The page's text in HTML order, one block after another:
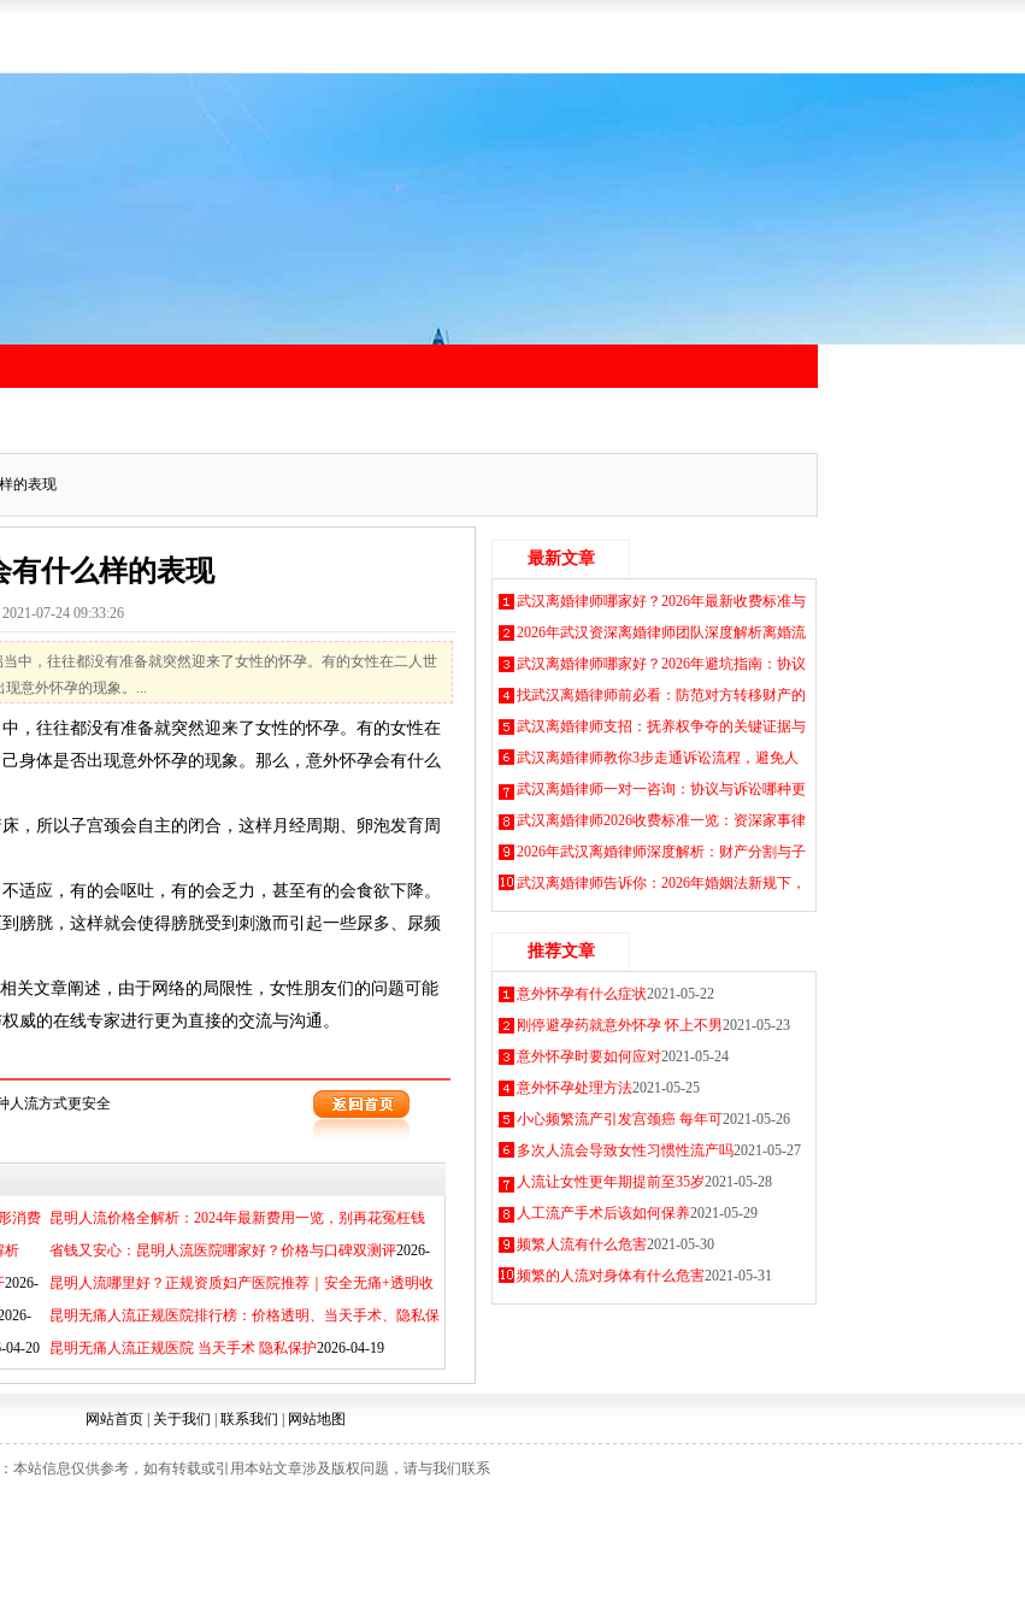
的表现
有什么样的表现
07-24 09:33:26
中，往往都没有准备就突然迎来了女性的怀孕。有的女性在二人世
意外怀孕的现象。...
往往都没有准备就突然迎来了女性的怀孕。有的女性在
身体是否出现意外怀孕的现象。那么，意外怀孕会有什么
所以子宫颈会自主的闭合，这样月经周期、卵泡发育周
应，有的会呕吐，有的会乏力，甚至有的会食欲下降。
胱，这样就会使得膀胱受到刺激而引起一些尿多、尿频
文章阐述，由于网络的局限性，女性朋友们的问题可能
威的在线专家进行更为直接的交流与沟通。
人流方式更安全
文章：
消费 昆明人流价格全解析：2024年最新费用一览，别再花冤枉钱
2026-05-27
析
省钱又安心：昆明人流医院哪家好？价格与口碑双测评2026-
05-13
2026-
昆明人流哪里好？正规资质妇产医院推荐｜安全无痛+透明收
费+全程隐私保障2026-04-27
昆明无痛人流正规医院排行榜：价格透明、当天手术、隐私保
护2026-04-21
04-20 昆明无痛人流正规医院 当天手术 隐私保护2026-04-19
最新文章
武汉离婚律师哪家好？2026年最新收费标准与
协议离婚流程指南，专业处理财产抚养权纠纷
2026-08-06
2026年武汉资深离婚律师团队深度解析离婚流
程、财产分割与子女抚养权归属，免费咨询获
取实用策略2026-08-05
武汉离婚律师哪家好？2026年避坑指南：协议
离婚与诉讼离婚费用标准、找律师的5个关键
点必看2026-08-04
找武汉离婚律师前必看：防范对方转移财产的
紧急措施2026-08-02
武汉离婚律师支招：抚养权争夺的关键证据与
谈判技巧2026-08-01
武汉离婚律师教你3步走通诉讼流程，避免人
财两空2026-07-31
武汉离婚律师一对一咨询：协议与诉讼哪种更
适合你2026-07-30
武汉离婚律师2026收费标准一览：资深家事律
师在线解答2026-07-29
2026年武汉离婚律师深度解析：财产分割与子
女抚养的法律要点全梳理2026-07-28
武汉离婚律师告诉你：2026年婚姻法新规下，
这几类财产分割最容易被忽略2026-07-27
推荐文章
意外怀孕有什么症状2021-05-22
刚停避孕药就意外怀孕 怀上不男2021-05-23
意外怀孕时要如何应对2021-05-24
意外怀孕处理方法2021-05-25
小心频繁流产引发宫颈癌 每年可2021-05-26
多次人流会导致女性习惯性流产吗2021-05-27
人流让女性更年期提前至35岁2021-05-28
人工流产手术后该如何保养2021-05-29
频繁人流有什么危害2021-05-30
频繁的人流对身体有什么危害2021-05-31
网站首页 关于我们 联系我们 网站地图
本站信息仅供参考，如有转载或引用本站文章涉及版权问题，请与我们联系